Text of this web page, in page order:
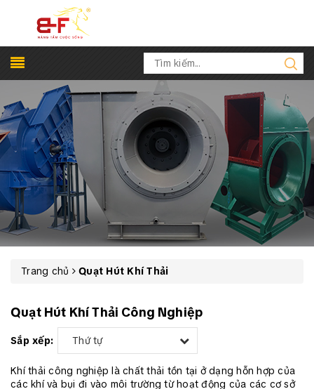
Trang chủ Quạt Hút Khí Thải
Quạt Hút Khí Thải Công Nghiệp
Sắp xếp: Thứ tự
Khí thải công nghiệp là chất thải tồn tại ở dạng hỗn hợp của
các khí và bụi đi vào môi trường từ hoạt động của các cơ sở